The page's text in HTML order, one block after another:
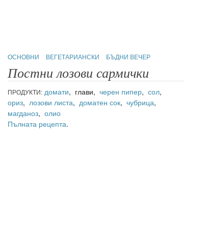
ОСНОВНИ ВЕГЕТАРИАНСКИ БЪДНИ ВЕЧЕР
Постни лозови сармички
ПРОДУКТИ: домати, глави,черен пипер,сол,
ориз,лозови листа,доматен сок,чубрица,
магданоз,олио
Пълната рецепта.